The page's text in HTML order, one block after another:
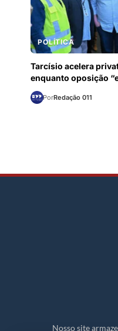
POLÍTICA
Tarcísio acelera
enquanto oposição
PorRedação 011
Nosso site